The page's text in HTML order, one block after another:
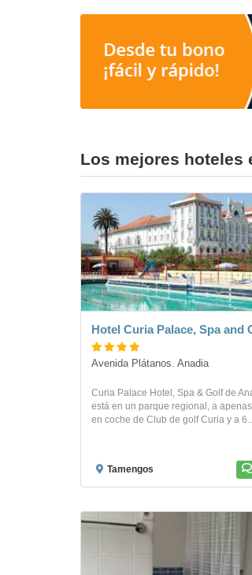
Los mejores hoteles
Hotel Curia Palace, Spa and
Avenida Plátanos. Anadia
Curia Palace Hotel, Spa & Golf de
está en un parque regional, a
en coche de Club de golf Curia y a
Tamengos